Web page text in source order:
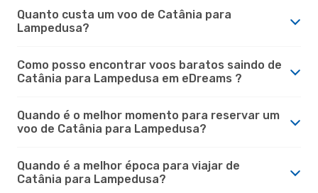
Quanto custa um voo de Catânia para
Lampedusa?
Como posso encontrar voos baratos saindo de
Catânia para Lampedusa em eDreams ?
Quando é o melhor momento para reservar um
voo de Catânia para Lampedusa?
Quando é a melhor época para viajar de
Catânia para Lampedusa?